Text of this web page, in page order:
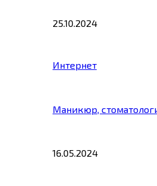
25.10.2024
Интернет
Маникюр,
16.05.2024